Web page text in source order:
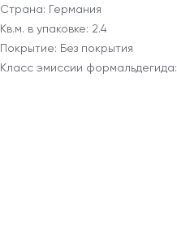
Страна: Германия
Кв.м. в упаковке: 2.4
Покрытие: Без покрытия
Класс эмиссии формальдегида: